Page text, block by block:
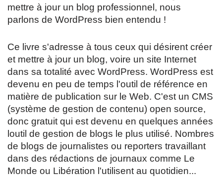
mettre à jour un blog professionnel, nous
parlons de WordPress bien entendu !
Ce livre s'adresse à tous ceux qui désirent créer
et mettre à jour un blog, voire un site Internet
dans sa totalité avec WordPress. WordPress est
devenu en peu de temps l'outil de référence en
matière de publication sur le Web. C'est un CMS
(système de gestion de contenu) open source,
donc gratuit qui est devenu en quelques années
loutil de gestion de blogs le plus utilisé. Nombres
de blogs de journalistes ou reporters travaillant
dans des rédactions de journaux comme Le
Monde ou Libération l'utilisent au quotidien...